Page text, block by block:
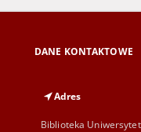
DANE KONTAKTOWE
Adres
Biblioteka